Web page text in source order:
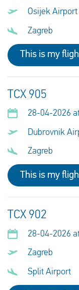
Osijek Airport
Zagreb
This is my
TCX 905
28-04-2026
Dubrovnik
Zagreb
This is my
TCX 902
28-04-2026
Zagreb
Split Airport